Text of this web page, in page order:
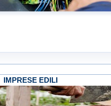
IMPRESE EDILI